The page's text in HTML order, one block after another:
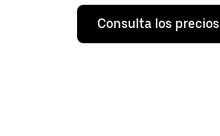
Pulsa
flecha
Consulta los precios